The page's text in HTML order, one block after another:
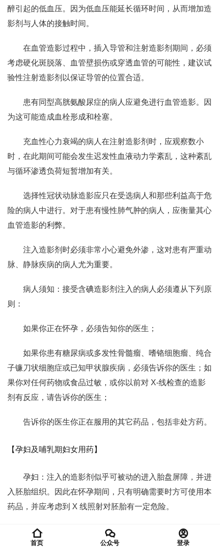
醉引起的低血压。因为低血压能延长循环时间，从而增加造
影剂与人体的接触时间。
在血管造影过程中，插入导管和注射造影剂期间，必须
考虑硬化斑脱落、血管壁损伤或穿透血管的可能性，建议试
验性注射造影剂以保证导管的位置合适。
患有同型高胱氨酸尿症的病人应避免进行血管造影。因
为这可能造成血栓形成和栓塞。
充血性心力衰竭的病人在注射造影剂时，应观察数小
时，在此期间可能会发生迟发性血液动力学紊乱，这种紊乱
与循环渗透负荷短暂增加有关。
选择性冠状动脉造影应只在受选病人和那些利益高于危
险的病人中进行。对于患有慢性肺气肿的病人，应衡量其心
血管造影的利弊。
注入造影剂时必须非常小心避免外渗，这对患有严重动
脉、静脉疾病的病人尤为重要。
病人须知：接受含碘造影剂注入的病人必须遵从下列原
则：
如果你正在怀孕，必须告知你的医生；
如果你患有糖尿病或多发性骨髓瘤、嗜铬细胞瘤、纯合
子镰刀状细胞症或已知甲状腺疾病，必须告诉你的医生；如
果你对任何药物或食品过敏，或你以前对 X-线检查的造影
剂有反应，请告诉你的医生；
告诉你的医生你正在服用的其它药品，包括非处方药。
【孕妇及哺乳期妇女用药】
孕妇：注入的造影剂似乎可被动的进入胎盘屏障，并进
入胚胎组织。因此在怀孕期间，只有明确需要时方可使用本
药品，并应考虑到 X 线照射对胚胎有一定危险。
哺乳期使用：尚不知道碘佛醇是否会从人乳中分泌。但
是，许多注射性造影剂可从乳汁中原形排出。尽管还不确定
首页 公众号 登录